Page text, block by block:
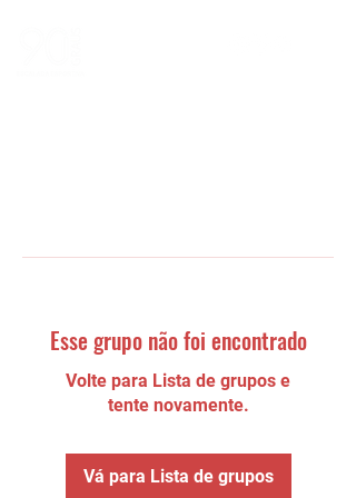
Esse grupo não foi encontrado
Volte para Lista de grupos e
tente novamente.
Vá para Lista de grupos